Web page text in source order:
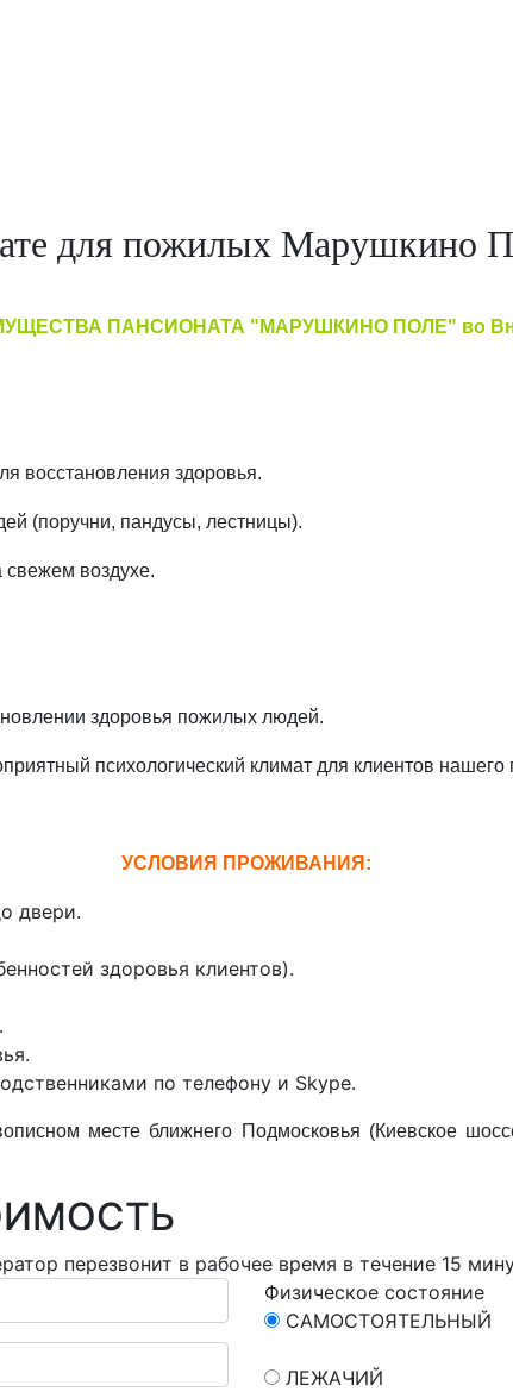
для пожилых Марушкино
ПАНСИОНАТА "МАРУШКИНО ПОЛЕ" во
восстановления здоровья.
(поручни, пандусы, лестницы).
свежем воздухе.
здоровья пожилых людей.
психологический климат для клиентов нашего
УСЛОВИЯ ПРОЖИВАНИЯ:
двери.
здоровья клиентов).
по телефону и Skype.
месте ближнего Подмосковья (Киевское
перезвонит в рабочее время в течение 15
Физическое состояние
САМОСТОЯТЕЛЬНЫЙ
ЛЕЖАЧИЙ